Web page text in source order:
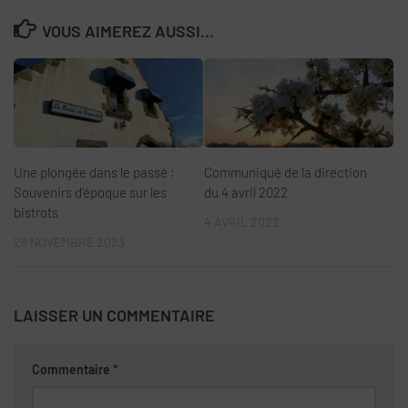
VOUS AIMEREZ AUSSI...
Une plongée dans le passé :
Souvenirs d’époque sur les
bistrots
Communiqué de la direction
du 4 avril 2022
LAISSER UN COMMENTAIRE
Commentaire *